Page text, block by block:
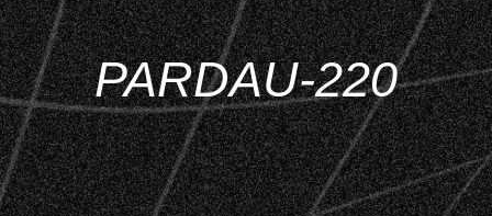
PARDAU-220